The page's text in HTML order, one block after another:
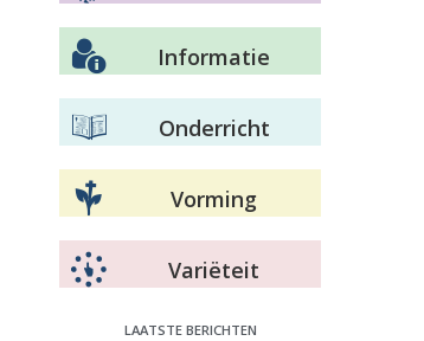
Informatie
Onderricht
Vorming
Variëteit
LAATSTE BERICHTEN